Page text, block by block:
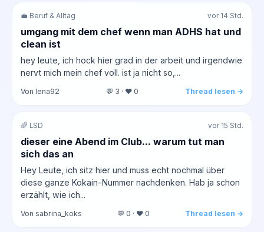
💼 Beruf & Alltag vor 14 Std.
umgang mit dem chef wenn man ADHS hat und
clean ist
hey leute, ich hock hier grad in der arbeit und irgendwie
nervt mich mein chef voll. ist ja nicht so,...
Von lena92 💬 3 · ❤️ 0 Thread lesen →
🌈 LSD vor 15 Std.
dieser eine Abend im Club... warum tut man
sich das an
Hey Leute, ich sitz hier und muss echt nochmal über
diese ganze Kokain-Nummer nachdenken. Hab ja schon
erzählt, wie ich...
Von sabrina_koks 💬 0 · ❤️ 0 Thread lesen →